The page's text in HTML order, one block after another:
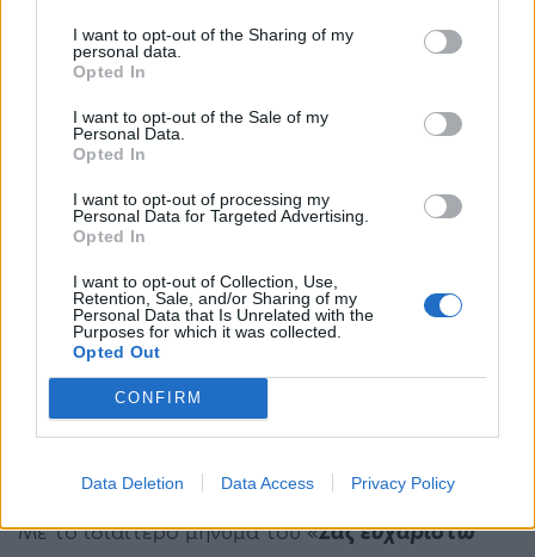
I want to opt-out of the Sharing of my
personal data.
Opted In
I want to opt-out of the Sale of my
Personal Data.
Opted In
I want to opt-out of processing my
Personal Data for Targeted Advertising.
Opted In
I want to opt-out of Collection, Use,
Retention, Sale, and/or Sharing of my
Personal Data that Is Unrelated with the
Purposes for which it was collected.
Opted Out
CONFIRM
Data Deletion Data Access Privacy Policy
Με το ιδιαίτερο μήνυμά του «Σας ευχαριστώ